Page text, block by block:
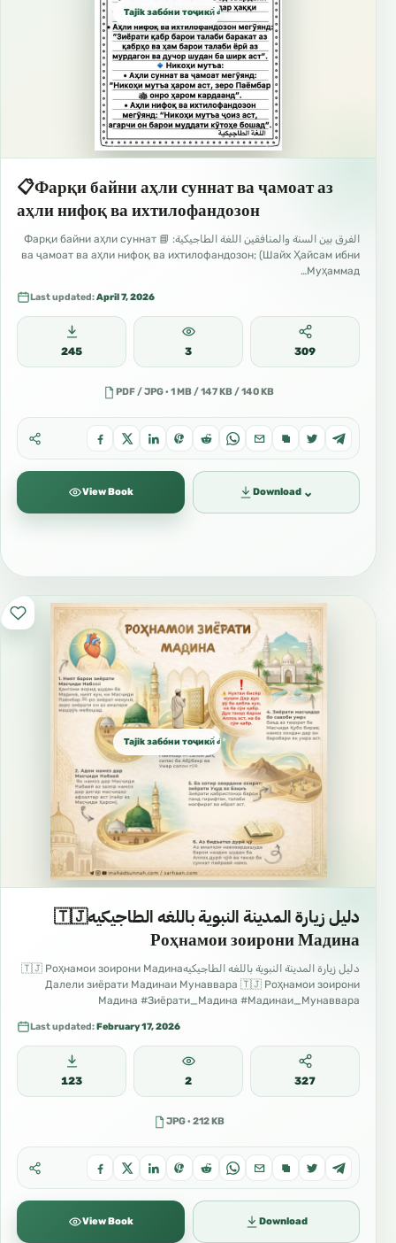
Tajik забо́ни тоҷикӣ́ الطاجيكية
📋Фарқи байни аҳли суннат ва ҷамоат аз
аҳли нифоқ ва ихтилофандозон
الفرق بين السنة والمنافقين اللغة الطاجيكية: 📘 Фарқи байни аҳли суннат
ва ҷамоат ва аҳли нифоқ ва ихтилофандозон; (Шайх Ҳайсам ибни
Муҳаммад…
Last updated:April 7, 2026
245 3 309
PDF / JPG · 1 MB / 147 KB / 140 KB
View Book Download ⌄
Tajik забо́ни тоҷикӣ́ الطاجيكية
دليل زيارة المدينة النبوية باللغه الطاجيكيه🇹🇯
Роҳнамои зоирони Мадина
دليل زيارة المدينة النبوية باللغه الطاجيكيه🇹🇯 Роҳнамои зоирони Мадина
Далели зиёрати Мадинаи Мунаввара 🇹🇯 Роҳнамои зоирони
Мадина #Зиёрати_Мадина #Мадинаи_Мунаввара
Last updated:February 17, 2026
123 2 327
JPG · 212 KB
View Book Download